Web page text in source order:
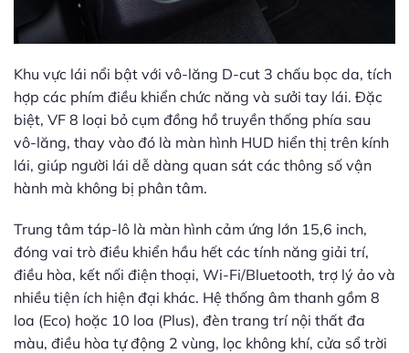
Khu vực lái nổi bật với vô-lăng D-cut 3 chấu bọc da, tích
hợp các phím điều khiển chức năng và sưởi tay lái. Đặc
biệt, VF 8 loại bỏ cụm đồng hồ truyền thống phía sau
vô-lăng, thay vào đó là màn hình HUD hiển thị trên kính
lái, giúp người lái dễ dàng quan sát các thông số vận
hành mà không bị phân tâm.
Trung tâm táp-lô là màn hình cảm ứng lớn 15,6 inch,
đóng vai trò điều khiển hầu hết các tính năng giải trí,
điều hòa, kết nối điện thoại, Wi-Fi/Bluetooth, trợ lý ảo và
nhiều tiện ích hiện đại khác. Hệ thống âm thanh gồm 8
loa (Eco) hoặc 10 loa (Plus), đèn trang trí nội thất đa
màu, điều hòa tự động 2 vùng, lọc không khí, cửa sổ trời